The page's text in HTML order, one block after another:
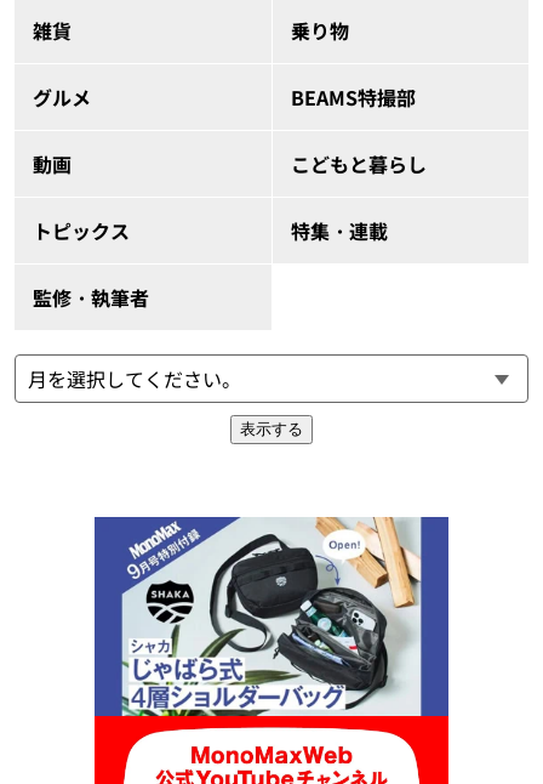
雑貨 乗り物
グルメ BEAMS特撮部
動画 こどもと暮らし
トピックス 特集・連載
監修・執筆者
表示する